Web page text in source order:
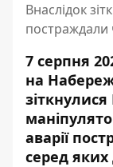
Внаслідок
постраждали
7 серпня
на
аварії
серед яких